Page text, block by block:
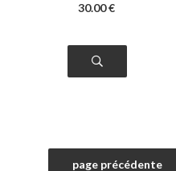
30.00 €